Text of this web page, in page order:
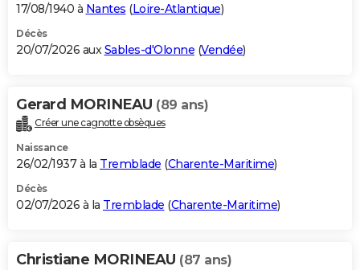
S'inscrire
Se connecter
Lycées
Collèges
Primaires
Universités
Entreprises
Service militaire
Avis de recherche
AVIS DE DÉCÈS
Bricolage
Lifestyle
Culture
Sport
Auto
Television
Voyage
Cinema
17/08/1940 à Nantes (Loire-Atlantique)
Décès
20/07/2026 auxSables-d'Olonne (Vendée)
Gerard MORINEAU (89 ans)
Créer une cagnotte obsèques
Naissance
26/02/1937 à la Tremblade (Charente-Maritime)
Décès
02/07/2026 à la Tremblade (Charente-Maritime)
Christiane MORINEAU (87 ans)